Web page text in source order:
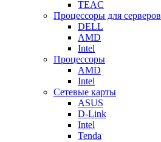
TEAC
Процессоры для серверов
DELL
AMD
Intel
Процессоры
AMD
Intel
Сетевые карты
ASUS
D-Link
Intel
Tenda